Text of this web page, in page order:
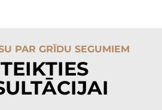
PAR GRĪDU SEGUMIEM